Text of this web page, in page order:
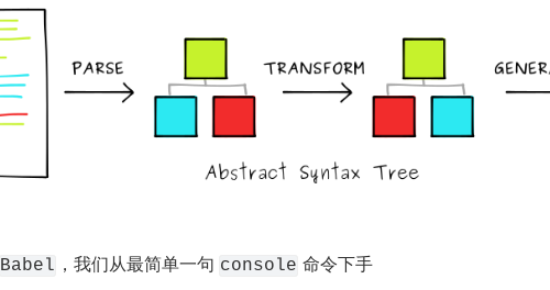
Babel ，我们从最简单一句 console 命令下手